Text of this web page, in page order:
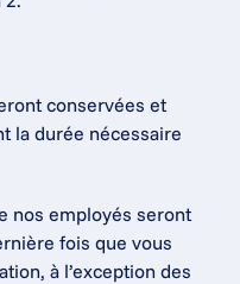
conservées et
la durée nécessaire
nos employés seront
fois que vous
à l’exception des